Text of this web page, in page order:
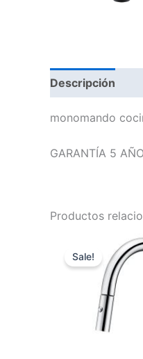
Descripción
monomando
GARANTÍA 5
Productos
Sale!
precio
original
era:
168,19 €.